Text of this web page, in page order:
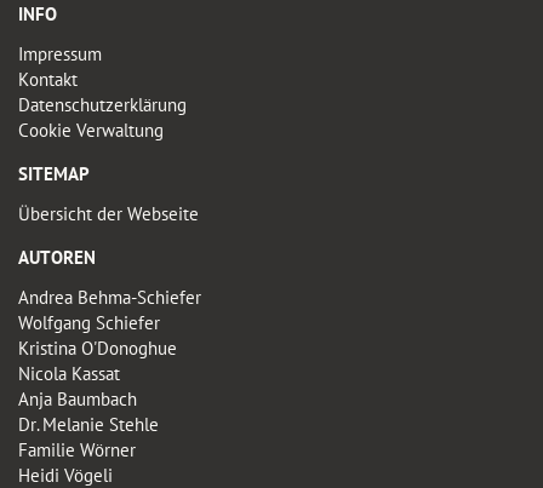
INFO
Impressum
Kontakt
Datenschutzerklärung
Cookie Verwaltung
SITEMAP
Übersicht der Webseite
AUTOREN
Andrea Behma-Schiefer
Wolfgang Schiefer
Kristina O'Donoghue
Nicola Kassat
Anja Baumbach
Dr. Melanie Stehle
Familie Wörner
Heidi Vögeli